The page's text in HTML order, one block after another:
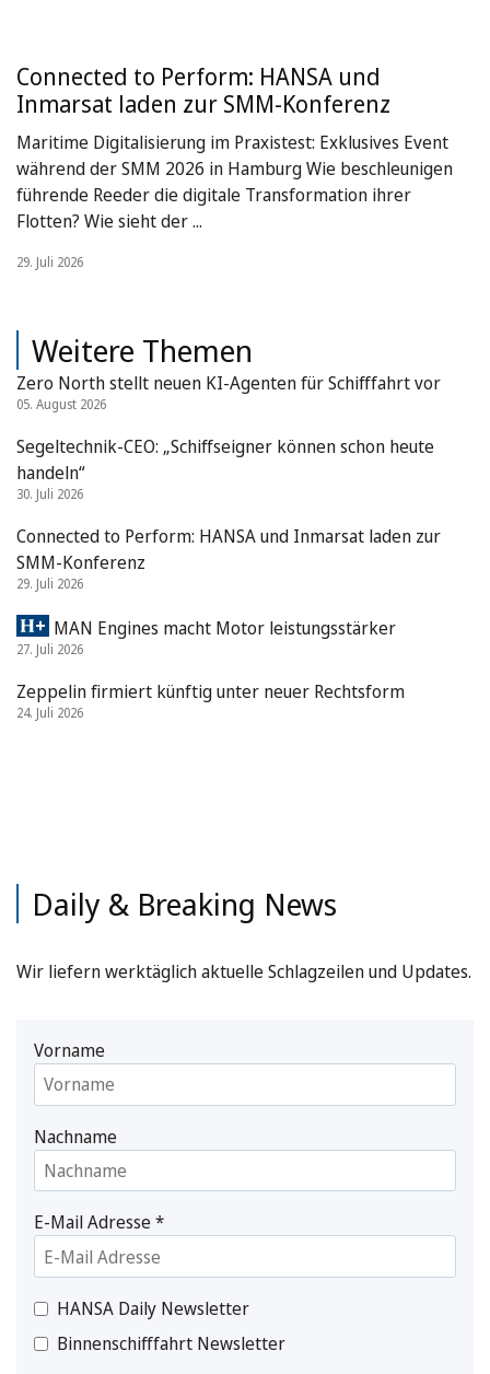
Connected to Perform: HANSA und
Inmarsat laden zur SMM-Konferenz
Maritime Digitalisierung im Praxistest: Exklusives Event
während der SMM 2026 in Hamburg Wie beschleunigen
führende Reeder die digitale Transformation ihrer
Flotten? Wie sieht der ...
29. Juli 2026
Weitere Themen
Zero North stellt neuen KI-Agenten für Schifffahrt vor
05. August 2026
Segeltechnik-CEO: „Schiffseigner können schon heute
handeln“
30. Juli 2026
Connected to Perform: HANSA und Inmarsat laden zur
SMM-Konferenz
29. Juli 2026
MAN Engines macht Motor leistungsstärker
27. Juli 2026
Zeppelin firmiert künftig unter neuer Rechtsform
24. Juli 2026
Daily & Breaking News
Wir liefern werktäglich aktuelle Schlagzeilen und Updates.
Vorname
Nachname
E-Mail Adresse*
HANSA Daily Newsletter
Binnenschifffahrt Newsletter